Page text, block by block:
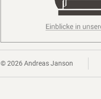
© 2026 Andreas Janson